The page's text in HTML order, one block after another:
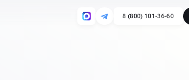
8 (800) 101-36-60